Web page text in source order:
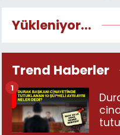
Yükleniyor...
Trend Haberler
1